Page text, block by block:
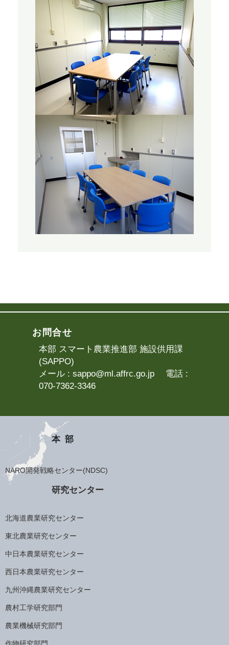
お問合せ
本部 スマート農業推進部 施設供用課
(SAPPO)
メール :sappo@ml.affrc.go.jp
電話 :
070-7362-3346
本部
NARO開発戦略センター(NDSC)
研究センター
北海道農業研究センター
東北農業研究センター
中日本農業研究センター
西日本農業研究センター
九州沖縄農業研究センター
農村工学研究部門
農業機械研究部門